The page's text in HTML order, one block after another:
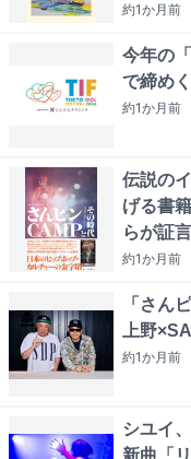
約1か月前
今年の
で締め
約1か月前
伝説の
げる書
らが証言
約1か月前
「さん
上野
約1か月前
シユイ